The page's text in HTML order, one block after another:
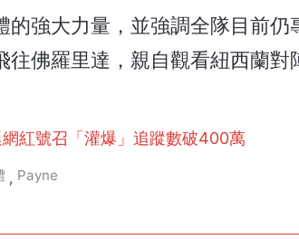
強大力量，並強調全隊目前仍
佛羅里達，親自觀看紐西蘭對
紅號召「灌爆」追蹤數破400萬
, Payne